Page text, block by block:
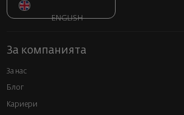
ENGLISH
За компанията
За нас
Блог
Кариери